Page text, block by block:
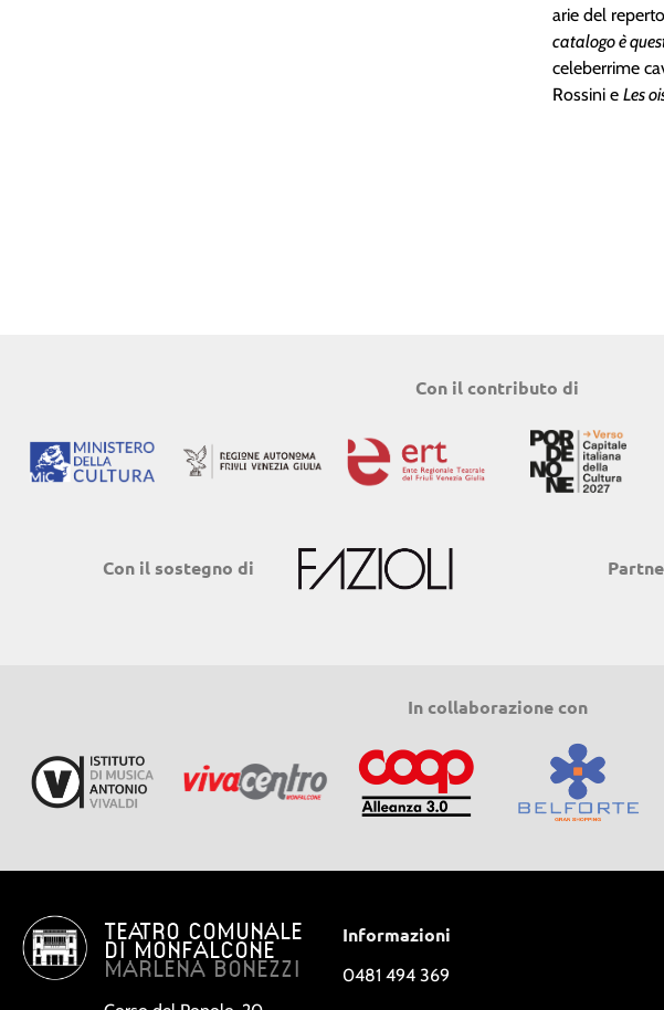
arie del
catalogo è
celeberrime
Rossini eLes
Con il contributo di
Con il sostegno di
In collaborazione con
TEATRO COMUNALE
DI MONFALCONE
MARLENA BONEZZI
Informazioni
0481 494 369